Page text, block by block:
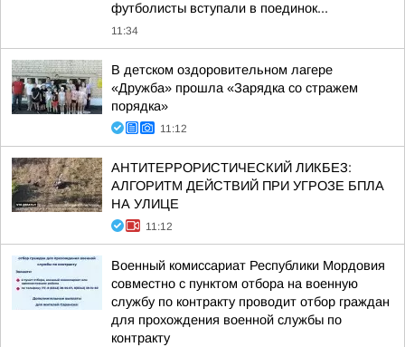
футболисты вступали в поединок...
11:34
В детском оздоровительном лагере
«Дружба» прошла «Зарядка со стражем
порядка»
11:12
АНТИТЕРРОРИСТИЧЕСКИЙ ЛИКБЕЗ:
АЛГОРИТМ ДЕЙСТВИЙ ПРИ УГРОЗЕ БПЛА
НА УЛИЦЕ
11:12
Военный комиссариат Республики Мордовия
совместно с пунктом отбора на военную
службу по контракту проводит отбор граждан
для прохождения военной службы по
контракту